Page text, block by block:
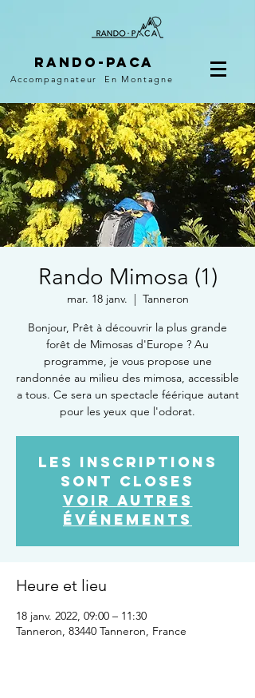
Rando-PACA
Accompagnateur En Montagne
Rando Mimosa (1)
mar. 18 janv.
  |
Tanneron
Bonjour, Prêt à découvrir la plus grande
forêt de Mimosas d'Europe ? Au
programme, je vous propose une
randonnée au milieu des mimosa, accessible
a tous. Ce sera un spectacle féérique autant
pour les yeux que l'odorat.
Les inscriptions
sont closes
Voir autres
événements
Heure et lieu
18 janv. 2022, 09:00 – 11:30
Tanneron, 83440 Tanneron, France